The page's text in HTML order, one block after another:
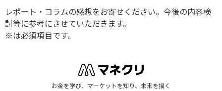
レポート・コラムの感想をお寄せください。今後の内容検
討等に参考にさせていただきます。
※は必須項目です。
お金を学び、マーケットを知り、未来を描く